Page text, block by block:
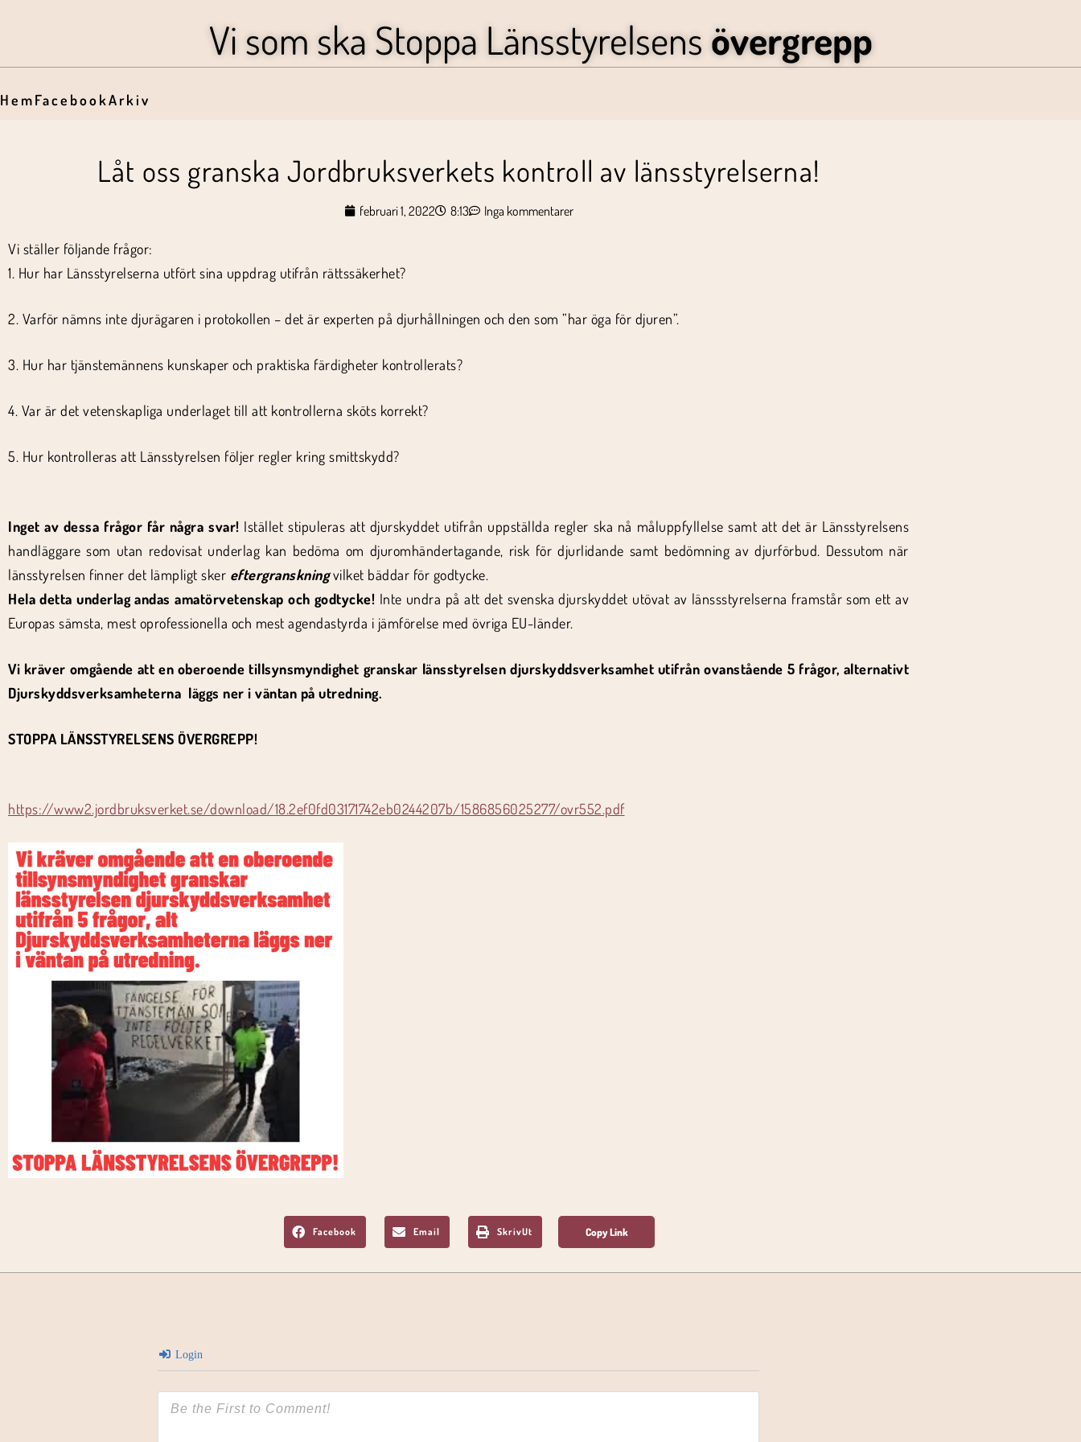
Vi som ska Stoppa Länsstyrelsens övergrepp
HemFacebookArkiv
Låt oss granska Jordbruksverkets kontroll av länsstyrelserna!
februari 1, 2022 8:13 Inga kommentarer
Vi ställer följande frågor:
1. Hur har Länsstyrelserna utfört sina uppdrag utifrån rättssäkerhet?
2. Varför nämns inte djurägaren i protokollen – det är experten på djurhållningen och den som ”har öga för djuren”.
3. Hur har tjänstemännens kunskaper och praktiska färdigheter kontrollerats?
4. Var är det vetenskapliga underlaget till att kontrollerna sköts korrekt?
5. Hur kontrolleras att Länsstyrelsen följer regler kring smittskydd?
Inget av dessa frågor får några svar! Istället stipuleras att djurskyddet utifrån uppställda regler ska nå måluppfyllelse samt att det är Länsstyrelsens
handläggare som utan redovisat underlag kan bedöma om djuromhändertagande, risk för djurlidande samt bedömning av djurförbud. Dessutom när
länsstyrelsen finner det lämpligt sker eftergranskningvilket bäddar för godtycke.
Hela detta underlag andas amatörvetenskap och godtycke! Inte undra på att det svenska djurskyddet utövat av länssstyrelserna framstår som ett av
Europas sämsta, mest oprofessionella och mest agendastyrda i jämförelse med övriga EU-länder.
Vi kräver omgående att en oberoende tillsynsmyndighet granskar länsstyrelsen djurskyddsverksamhet utifrån ovanstående 5 frågor, alternativt
Djurskyddsverksamheterna läggs ner i väntan på utredning.
STOPPA LÄNSSTYRELSENS ÖVERGREPP!
https://www2.jordbruksverket.se/download/18.2ef0fd03171742eb0244207b/1586856025277/ovr552.pdf
Facebook Email SkrivUt
Login